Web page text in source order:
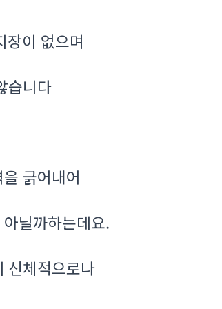
장이 없으며
습니다
긁어내어
닐까하는데요.
신체적으로나